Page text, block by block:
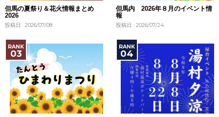
但馬の夏祭り＆花火情報まとめ
2026
投稿日 : 2026/07/08
但馬内 2026年８月のイベント情
報
投稿日 : 2026/07/24